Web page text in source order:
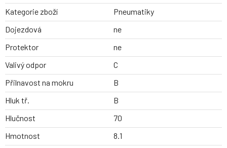
Kategorie zboží
Pneumatiky
Dojezdová
ne
Protektor
ne
Valivý odpor
C
Přilnavost na mokru
B
Hluk tř.
B
Hlučnost
70
Hmotnost
8.1